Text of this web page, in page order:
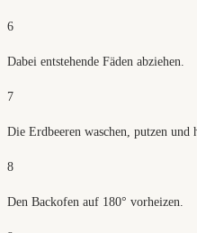
6
Dabei entstehende Fäden abziehen.
7
Die Erdbeeren waschen, putzen und
8
Den Backofen auf 180° vorheizen.